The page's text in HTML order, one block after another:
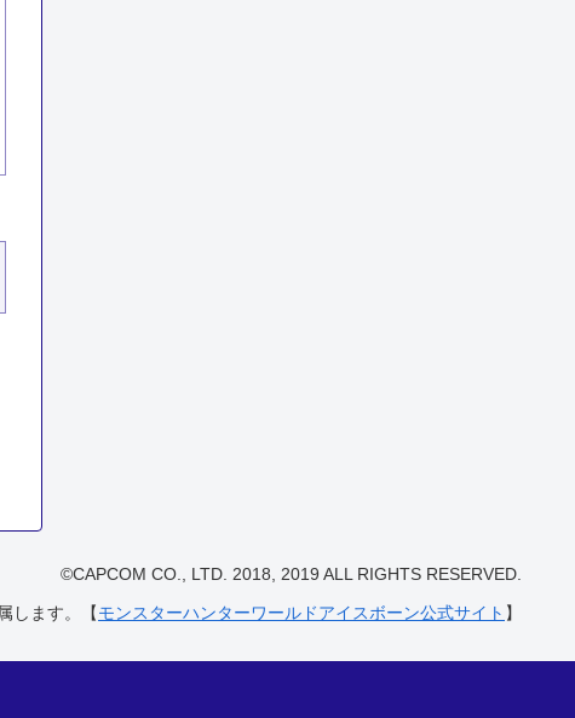
©CAPCOM CO., LTD. 2018, 2019 ALL RIGHTS RESERVED.
します。【モンスターハンターワールドアイスボーン公式サイト 】